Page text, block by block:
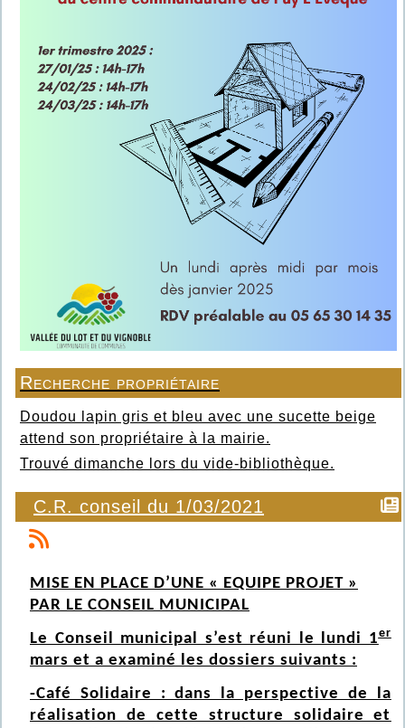
Recherche propriétaire
Doudou lapin gris et bleu avec une sucette beige
attend son propriétaire à la mairie.
Trouvé dimanche lors du vide-bibliothèque.
C.R. conseil du 1/03/2021
MISE EN PLACE D’UNE « EQUIPE PROJET »
PAR LE CONSEIL MUNICIPAL
Le Conseil municipal s’est réuni le lundi 1er
mars et a examiné les dossiers suivants :
-Café Solidaire : dans la perspective de la
réalisation de cette structure solidaire et